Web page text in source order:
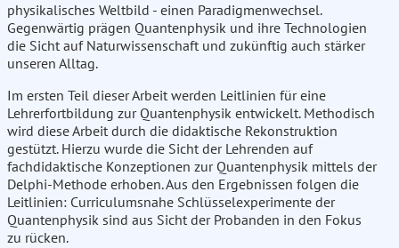
physikalisches Weltbild - einen Paradigmenwechsel.
Gegenwärtig prägen Quantenphysik und ihre Technologien
die Sicht auf Naturwissenschaft und zukünftig auch stärker
unseren Alltag.
Im ersten Teil dieser Arbeit werden Leitlinien für eine
Lehrerfortbildung zur Quantenphysik entwickelt. Methodisch
wird diese Arbeit durch die didaktische Rekonstruktion
gestützt. Hierzu wurde die Sicht der Lehrenden auf
fachdidaktische Konzeptionen zur Quantenphysik mittels der
Delphi-Methode erhoben. Aus den Ergebnissen folgen die
Leitlinien: Curriculumsnahe Schlüsselexperimente der
Quantenphysik sind aus Sicht der Probanden in den Fokus
zu rücken.